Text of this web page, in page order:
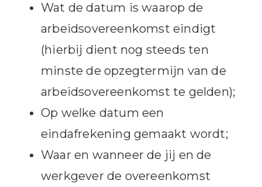
Wat de datum is waarop de
arbeidsovereenkomst eindigt
(hierbij dient nog steeds ten
minste de opzegtermijn van de
arbeidsovereenkomst te gelden);
Op welke datum een
eindafrekening gemaakt wordt;
Waar en wanneer de jij en de
werkgever de overeenkomst